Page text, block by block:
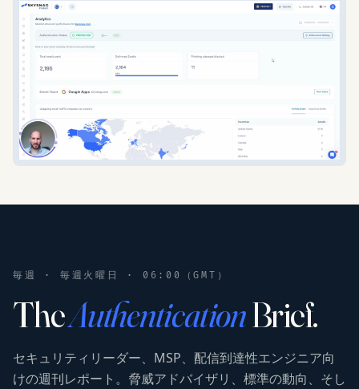
毎週 · 毎週火曜日 · 06:00（GMT）
TheAuthenticationBrief.
セキュリティリーダー、MSP、配信到達性エンジニア向
けの週刊レポート。脅威アドバイザリ、標準の動向、そし